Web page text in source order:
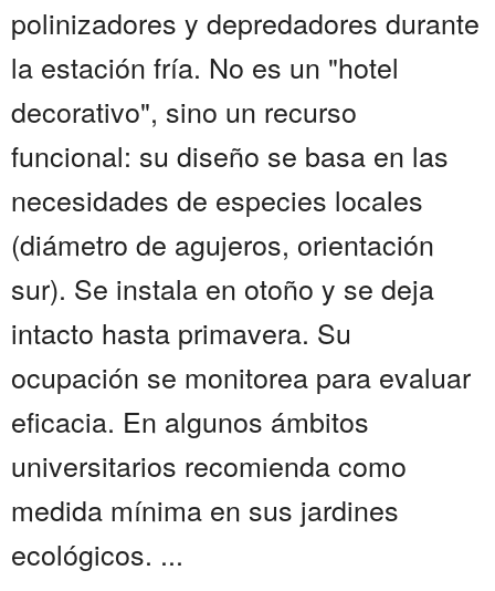
polinizadores y depredadores durante
la estación fría. No es un "hotel
decorativo", sino un recurso
funcional: su diseño se basa en las
necesidades de especies locales
(diámetro de agujeros, orientación
sur). Se instala en otoño y se deja
intacto hasta primavera. Su
ocupación se monitorea para evaluar
eficacia. En algunos ámbitos
universitarios recomienda como
medida mínima en sus jardines
ecológicos. ...